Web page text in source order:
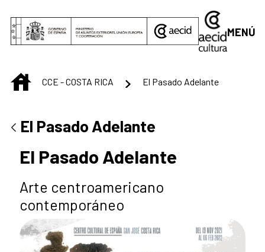
MENÚ
INICIO
CCE - COSTA RICA El Pasado Adelante
El Pasado Adelante
El Pasado Adelante
Arte centroamericano
contemporáneo